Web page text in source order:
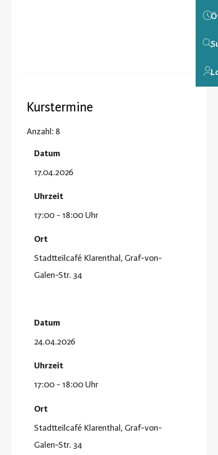
Kurstermine
Anzahl: 8
Datum
17.04.2026
Uhrzeit
17:00 - 18:00 Uhr
Ort
Stadtteilcafé Klarenthal, Graf-von-
Galen-Str. 34
Datum
24.04.2026
Uhrzeit
17:00 - 18:00 Uhr
Ort
Stadtteilcafé Klarenthal, Graf-von-
Galen-Str. 34